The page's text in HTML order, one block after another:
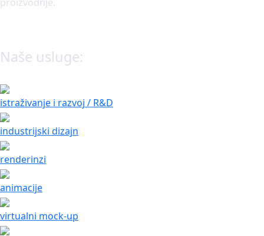
Naše usluge:
istraživanje i razvoj / R&D
industrijski dizajn
renderinzi
animacije
virtualni mock-up